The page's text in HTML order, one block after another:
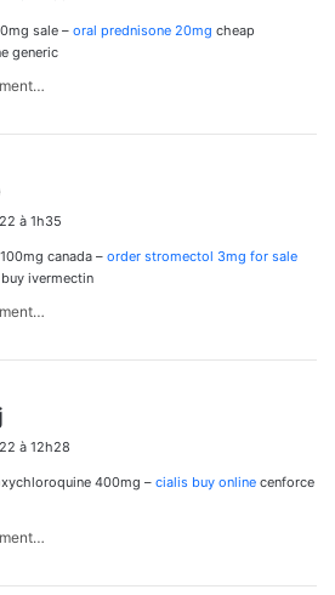
:
sale – oral prednisone 20mg cheap
generic
t
:
à 1h35
canada – order stromectol 3mg for sale
ivermectin
t à 12h28
400mg – cialis buy online cenforce